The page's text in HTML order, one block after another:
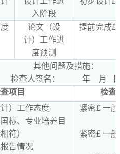
入阶段
论文（设
计）工作进
度预测
提前完成£
其他问题及措施：
检查人签名： 年 月
项目
检查
）工作态度
标、专业培养目
符）
告情况
紧密£ 一
紧密£ 一